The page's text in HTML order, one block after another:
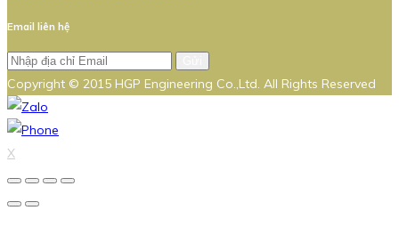
Email liên hệ
Copyright © 2015 HGP Engineering Co.,Ltd. All Rights Reserved
X